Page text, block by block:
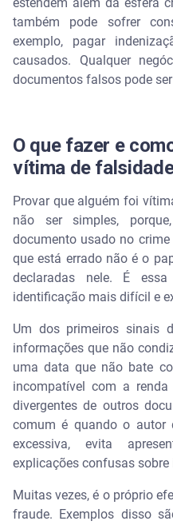
também pode sofrer
exemplo, pagar
causados. Qualquer
documentos falsos pode
O que fazer e
vítima de
Provar que alguém foi
não ser simples,
documento usado no
que está errado não é o
declaradas nele. É
identificação mais difícil e
Um dos primeiros sinais
informações que não
uma data que não bate
incompatível com a
divergentes de outros
comum é quando o autor
excessiva, evita
explicações confusas
Muitas vezes, é o próprio
fraude. Exemplos disso